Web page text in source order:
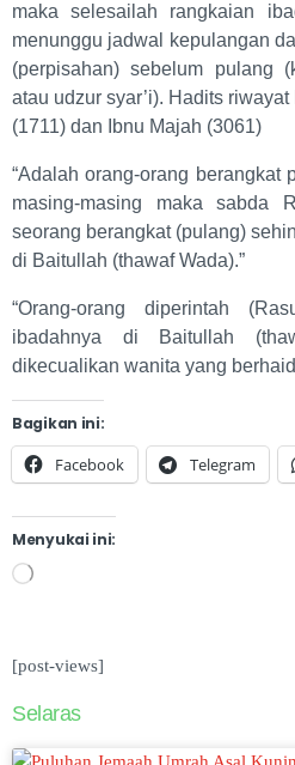
maka selesailah rangkaian
menunggu jadwal kepulangan
(perpisahan) sebelum pulang
atau udzur syar’i). Hadits
(1711) dan Ibnu Majah (3061)
“Adalah orang-orang berangkat
masing-masing maka sabda
seorang berangkat (pulang)
di Baitullah (thawaf Wada).”
“Orang-orang diperintah
ibadahnya di Baitullah
dikecualikan wanita yang
Bagikan ini:
Facebook Telegram
Menyukai ini:
[post-views]
Selaras